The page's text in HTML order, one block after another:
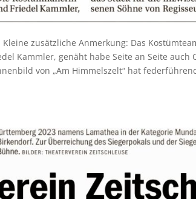
zusätzliche Anmerkung: Das
Kammler, genäht habe Seite an Seite auch
von „Am Himmelszelt“ hat